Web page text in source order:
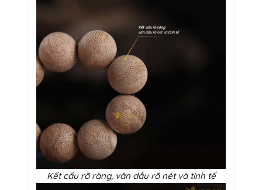
Kết cấu rõ ràng, vân dầu rõ nét và tinh tế